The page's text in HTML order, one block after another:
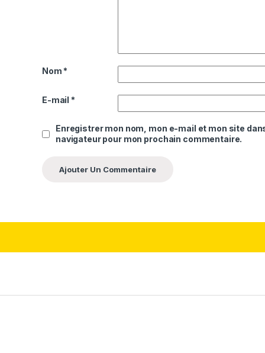
Nom *
E-mail *
Enregistrer mon nom, mon e-mail et mon site
navigateur pour mon prochain commentaire.